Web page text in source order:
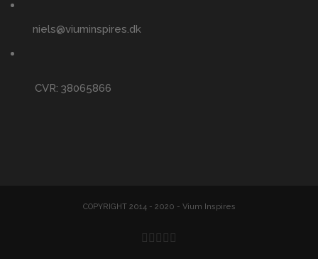
niels@viuminspires.dk
CVR: 38065866
COPYRIGHT 2014 - 2020 - Vium Inspires
Facebook
Twitter
YouTube
Rss